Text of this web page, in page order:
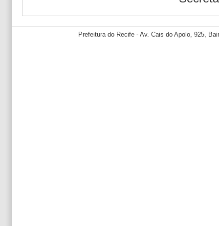
Prefeitura do Recife - Av. Cais do Apolo, 925,